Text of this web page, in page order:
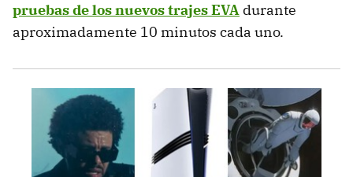
pruebas de los nuevos trajes EVA durante
aproximadamente 10 minutos cada uno.